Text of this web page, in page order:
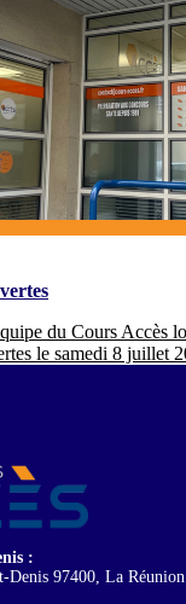
du Cours Accès
le samedi 8 juillet
:
Denis 97400, La